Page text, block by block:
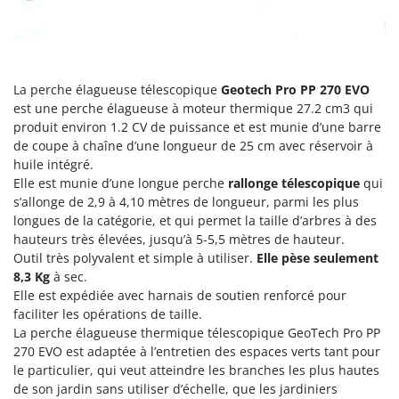
H
Haches - Cognées et Hachettes
Hachoirs à viande
Herses à Dents
Herses Rotatives
L
Lames à neige
Lames niveleuses pour tracteur
Lave-vitres
Lieuses électriques pour vignes
M
Machines à pâtes
Effeuno
Einhell
Elegen
Energy Gruppi
Enotecnica Pillan
Eschenfelder
EuroMech
Eurosystems
F
FAC
Fama Industrie
Famag
La perche élagueuse télescopique Geotech Pro PP 270 EVO
est une perche élagueuse à moteur thermique 27.2 cm3 qui
produit environ 1.2 CV de puissance et est munie d’une barre
de coupe à chaîne d’une longueur de 25 cm avec réservoir à
huile intégré.
Elle est munie d’une longue perche rallonge télescopique qui
s’allonge de 2,9 à 4,10 mètres de longueur, parmi les plus
longues de la catégorie, et qui permet la taille d’arbres à des
hauteurs très élevées, jusqu’à 5-5,5 mètres de hauteur.
Outil très polyvalent et simple à utiliser. Elle pèse seulement
8,3 Kg à sec.
Elle est expédiée avec harnais de soutien renforcé pour
faciliter les opérations de taille.
La perche élagueuse thermique télescopique GeoTech Pro PP
270 EVO est adaptée à l’entretien des espaces verts tant pour
le particulier, qui veut atteindre les branches les plus hautes
de son jardin sans utiliser d’échelle, que les jardiniers